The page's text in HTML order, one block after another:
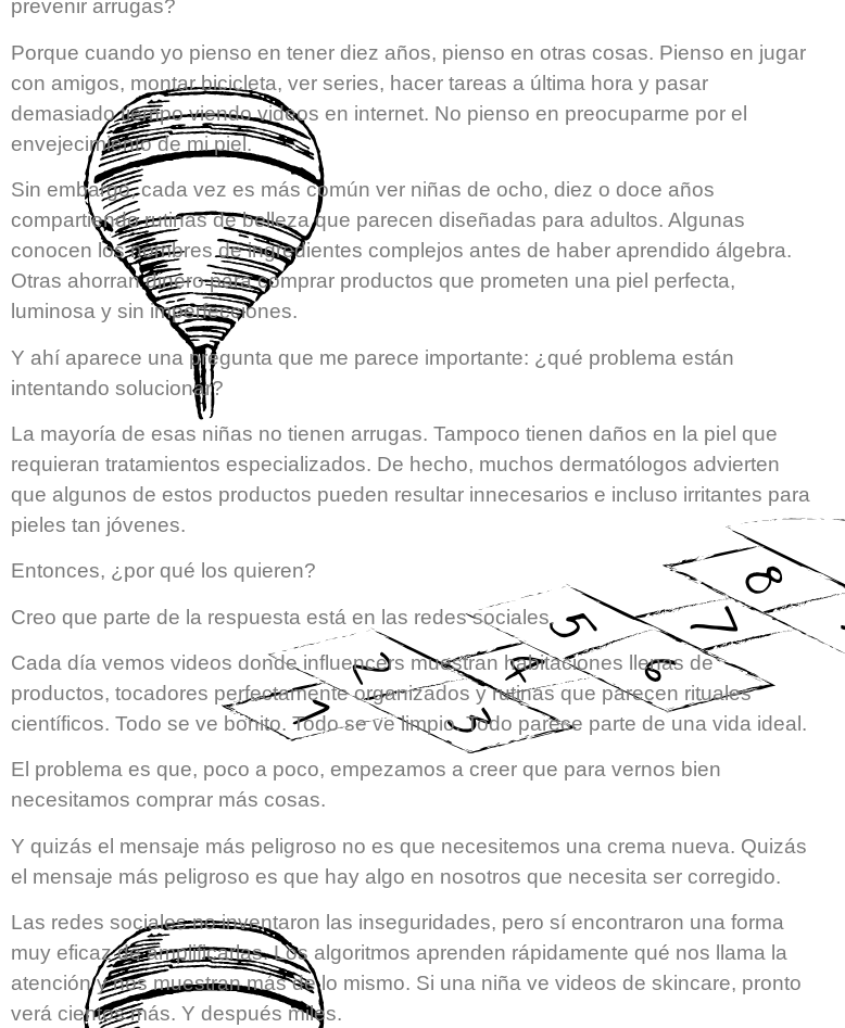
prevenir arrugas?
Porque cuando yo pienso en tener diez años, pienso en otras cosas. Pienso en jugar
con amigos, montar bicicleta, ver series, hacer tareas a última hora y pasar
demasiado tiempo viendo videos en internet. No pienso en preocuparme por el
envejecimiento de mi piel.
Sin embargo, cada vez es más común ver niñas de ocho, diez o doce años
compartiendo rutinas de belleza que parecen diseñadas para adultos. Algunas
conocen los nombres de ingredientes complejos antes de haber aprendido álgebra.
Otras ahorran dinero para comprar productos que prometen una piel perfecta,
luminosa y sin imperfecciones.
Y ahí aparece una pregunta que me parece importante: ¿qué problema están
intentando solucionar?
La mayoría de esas niñas no tienen arrugas. Tampoco tienen daños en la piel que
requieran tratamientos especializados. De hecho, muchos dermatólogos advierten
que algunos de estos productos pueden resultar innecesarios e incluso irritantes para
pieles tan jóvenes.
Entonces, ¿por qué los quieren?
Creo que parte de la respuesta está en las redes sociales.
Cada día vemos videos donde influencers muestran habitaciones llenas de
productos, tocadores perfectamente organizados y rutinas que parecen rituales
científicos. Todo se ve bonito. Todo se ve limpio. Todo parece parte de una vida ideal.
El problema es que, poco a poco, empezamos a creer que para vernos bien
necesitamos comprar más cosas.
Y quizás el mensaje más peligroso no es que necesitemos una crema nueva. Quizás
el mensaje más peligroso es que hay algo en nosotros que necesita ser corregido.
Las redes sociales no inventaron las inseguridades, pero sí encontraron una forma
muy eficaz de amplificarlas. Los algoritmos aprenden rápidamente qué nos llama la
atención y nos muestran más de lo mismo. Si una niña ve videos de skincare, pronto
verá cientos más. Y después miles.